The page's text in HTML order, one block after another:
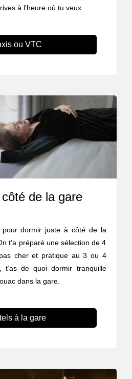
à l’heure où tu veux.
ou VTC
de la gare
pour dormir juste à côté de la
t’a préparé une sélection de 4
cher et pratique au 3 ou 4
t’as de quoi dormir tranquille
dans la gare.
à la gare